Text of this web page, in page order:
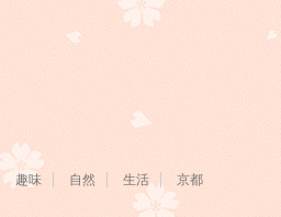
趣味 自然 生活 京都